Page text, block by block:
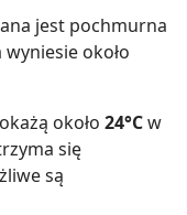
jest pochmurna
około
około 24°Cw
się
są